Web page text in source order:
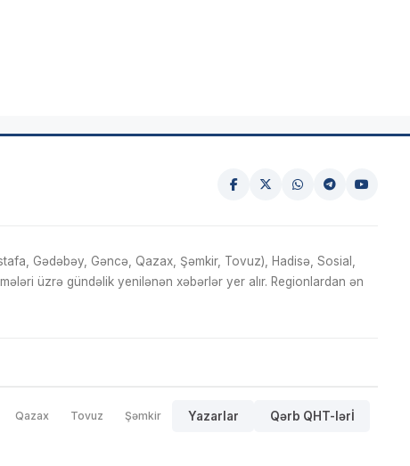
Gədəbəy, Gəncə, Qazax, Şəmkir, Tovuz), Hadisə, Sosial,
üzrə gündəlik yenilənən xəbərlər yer alır. Regionlardan ən
Qazax Tovuz Şəmkir Yazarlar Qərb QHT-lərİ